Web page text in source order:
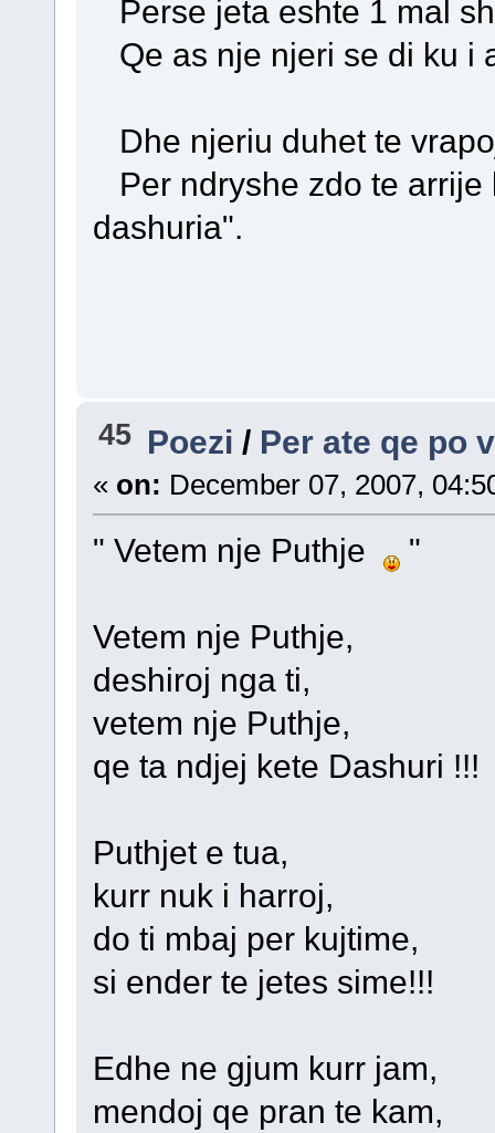
Perse jeta eshte 1 mal
Qe as nje njeri se di ku i
Dhe njeriu duhet te
Per ndryshe zdo te arrije
dashuria".
45 Poezi / Per ate qe po
« on: December 07, 2007,
" Vetem nje Puthje "
Vetem nje Puthje,
deshiroj nga ti,
vetem nje Puthje,
qe ta ndjej kete Dashuri !!!
Puthjet e tua,
kurr nuk i harroj,
do ti mbaj per kujtime,
si ender te jetes sime!!!
Edhe ne gjum kurr jam,
mendoj qe pran te kam,